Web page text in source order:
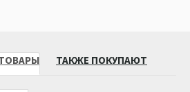
ТАКЖЕ ПОКУПАЮТ